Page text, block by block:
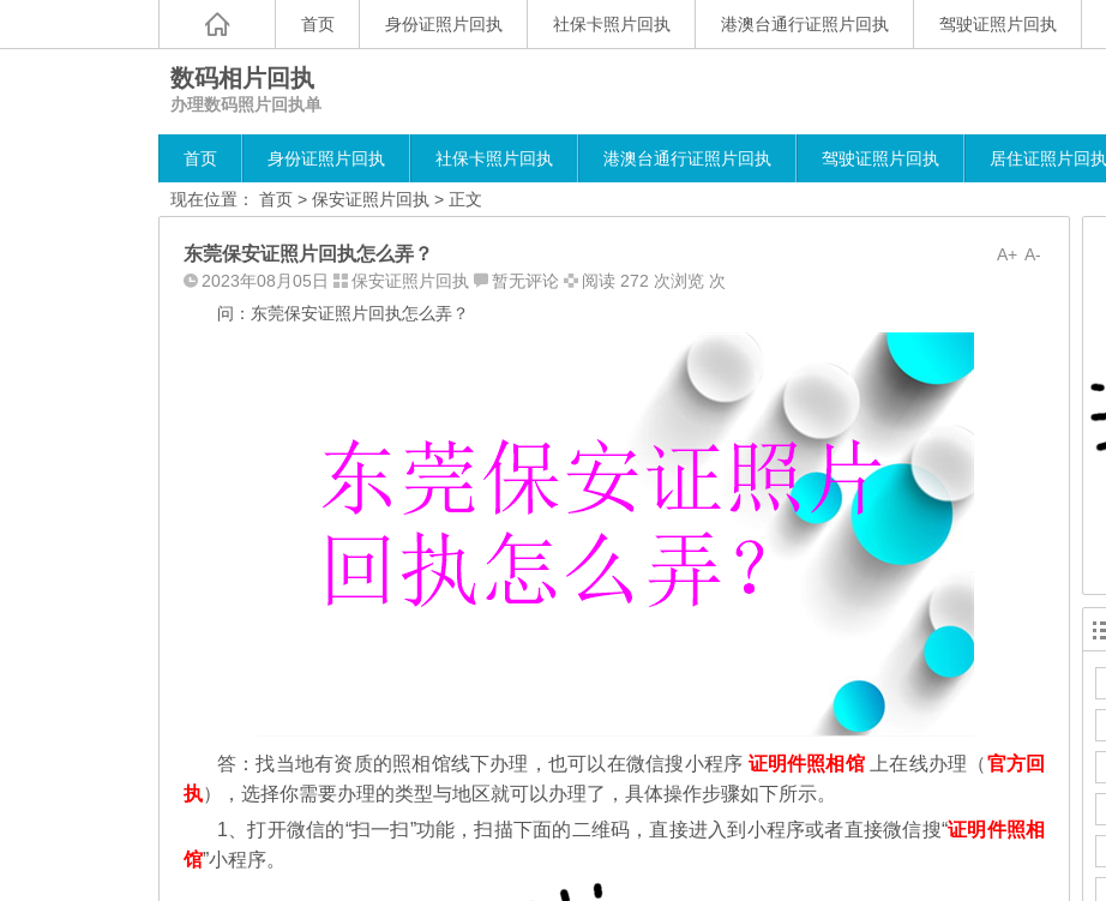
首页 身份证照片回执 社保卡照片回执 港澳台通行证照片回执 驾驶证照片回执
数码相片回执
办理数码照片回执单
首页 身份证照片回执 社保卡照片回执 港澳台通行证照片回执 驾驶证照片回执 居住证照片回执
现在位置： 首页 > 保安证照片回执 > 正文
A-
A+
东莞保安证照片回执怎么弄？
2023年08月05日 保安证照片回执 暂无评论
阅读 272 次浏览 次
问：东莞保安证照片回执怎么弄？
答：找当地有资质的照相馆线下办理，也可以在微信搜小程序 证明件照相馆上在线办理（官方回
执），选择你需要办理的类型与地区就可以办理了，具体操作步骤如下所示。
1、打开微信的“扫一扫”功能，扫描下面的二维码，直接进入到小程序或者直接微信搜“证明件照相
馆”小程序。